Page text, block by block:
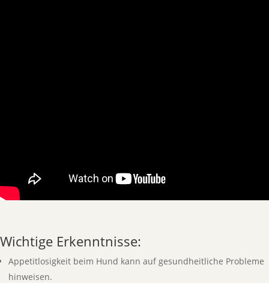
Wichtige Erkenntnisse:
Appetitlosigkeit beim Hund kann auf gesundheitliche Probleme
hinweisen.